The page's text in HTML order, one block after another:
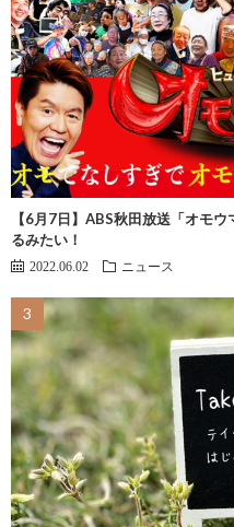
【6月7日】ABS秋田放送「オモ
るみたい！
2022.06.02 ニュース